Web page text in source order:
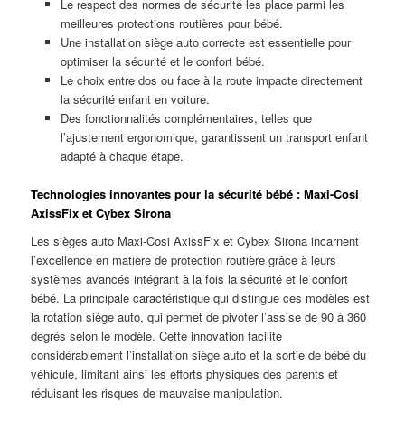
Le respect des normes de sécurité les place parmi les
meilleures protections routières pour bébé.
Une installation siège auto correcte est essentielle pour
optimiser la sécurité et le confort bébé.
Le choix entre dos ou face à la route impacte directement
la sécurité enfant en voiture.
Des fonctionnalités complémentaires, telles que
l’ajustement ergonomique, garantissent un transport enfant
adapté à chaque étape.
Technologies innovantes pour la sécurité bébé : Maxi-Cosi
AxissFix et Cybex Sirona
Les sièges auto Maxi-Cosi AxissFix et Cybex Sirona incarnent
l’excellence en matière de protection routière grâce à leurs
systèmes avancés intégrant à la fois la sécurité et le confort
bébé. La principale caractéristique qui distingue ces modèles est
la rotation siège auto, qui permet de pivoter l’assise de 90 à 360
degrés selon le modèle. Cette innovation facilite
considérablement l’installation siège auto et la sortie de bébé du
véhicule, limitant ainsi les efforts physiques des parents et
réduisant les risques de mauvaise manipulation.